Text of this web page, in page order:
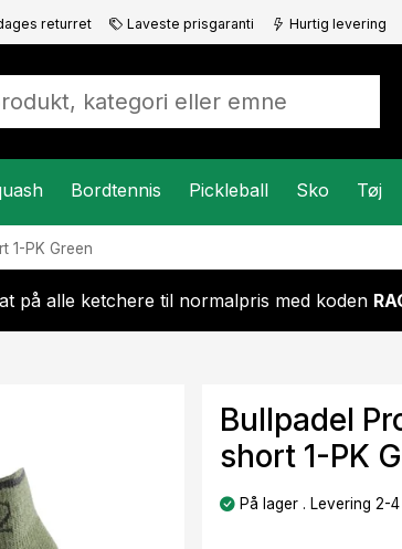
returret Laveste prisgaranti Hurtig levering
Bordtennis Pickleball Sko Tøj
1-PK Green
på alle ketchere til normalpris med koden
Bullpadel
short 1-PK
På lager . Levering 2-